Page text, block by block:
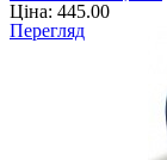
Ціна: 445.00
Перегляд